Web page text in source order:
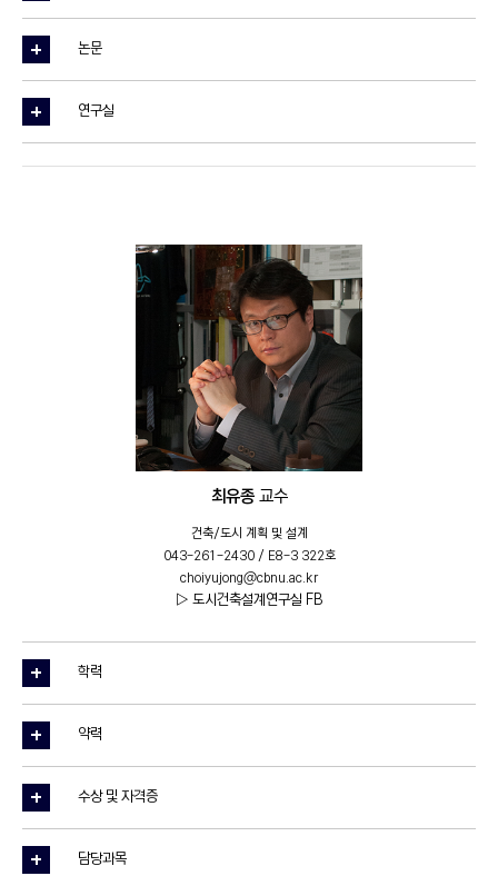
논문
연구실
최유종교수
건축/도시 계획 및 설계
043-261-2430 / E8-3 322호
choiyujong@cbnu.ac.kr
▷ 도시건축설계연구실 FB
학력
약력
수상 및 자격증
담당과목